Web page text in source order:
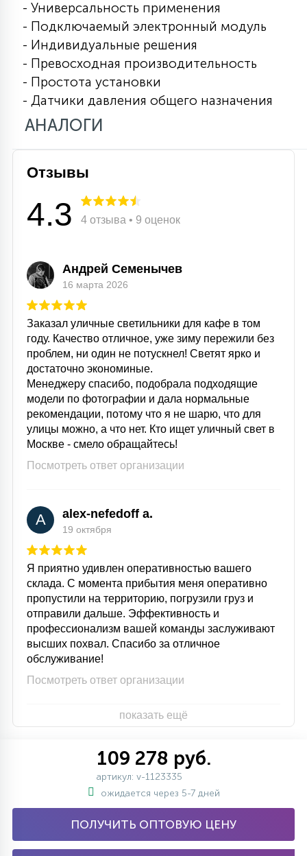
С УПРАВЛЕНИЕМ
АКСЕССУАРЫ
- Универсальность применения
- Подключаемый электронный модуль
- Индивидуальные решения
- Превосходная производительность
- Простота установки
- Датчики давления общего назначения
АНАЛОГИ
Отзывы
4.3 4 отзыва • 9 оценок
Андрей Семенычев
16 марта 2026
Заказал уличные светильники для кафе в том
году. Качество отличное, уже зиму пережили без
проблем, ни один не потускнел! Светят ярко и
достаточно экономиные.
Менеджеру спасибо, подобрала подходящие
модели по фотографии и дала нормальные
рекомендации, потому что я не шарю, что для
улицы можно, а что нет. Кто ищет уличный свет в
Москве - смело обращайтесь!
Посмотреть ответ организации
A alex-nefedoff a.
19 октября
Я приятно удивлен оперативностью вашего
склада. С момента прибытия меня оперативно
пропустили на территорию, погрузили груз и
отправили дальше. Эффективность и
профессионализм вашей команды заслуживают
высших похвал. Спасибо за отличное
обслуживание!
Посмотреть ответ организации
показать ещё
109 278 руб.
артикул: v-1123335
ожидается через 5-7 дней
ПОЛУЧИТЬ ОПТОВУЮ ЦЕНУ